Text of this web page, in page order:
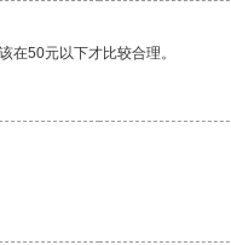
在50元以下才比较合理。